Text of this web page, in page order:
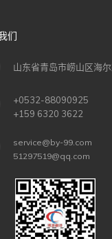
们
山东省青岛市崂山区海
+0532-88090925
+159 6320 3622
service@by-99.com
51297519@qq.com